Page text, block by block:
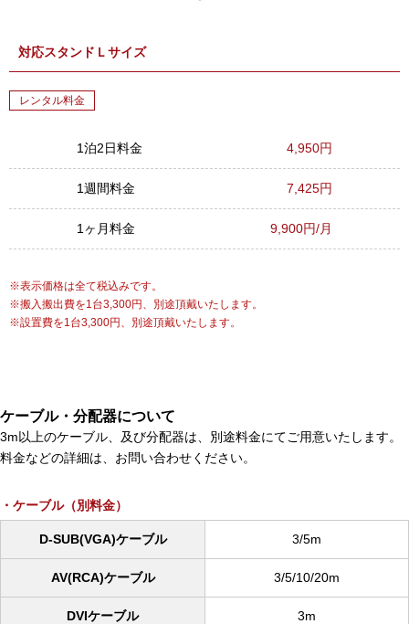
対応スタンドＬサイズ
レンタル料金
1泊2日料金 4,950円
1週間料金 7,425円
1ヶ月料金 9,900円/月
表示価格は全て税込みです。
搬入搬出費を1台3,300円、別途頂戴いたします。
設置費を1台3,300円、別途頂戴いたします。
ケーブル・分配器について
3m以上のケーブル、及び分配器は、別途料金にてご用意いたします。
料金などの詳細は、お問い合わせください。
ケーブル（別料金）
D-SUB(VGA)ケーブル 3/5m
AV(RCA)ケーブル 3/5/10/20m
DVIケーブル 3m